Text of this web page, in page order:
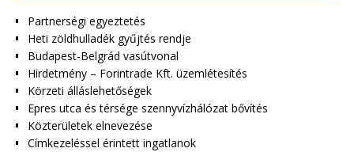
Partnerségi egyeztetés
Heti zöldhulladék gyűjtés rendje
Budapest-Belgrád vasútvonal
Hirdetmény – Forintrade Kft. üzemlétesítés
Körzeti álláslehetőségek
Epres utca és térsége szennyvízhálózat bővítés
Közterületek elnevezése
Címkezeléssel érintett ingatlanok